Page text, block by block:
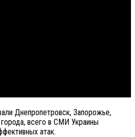
Днепропетровск, Запорожье,
всего в СМИ Украины
атак.